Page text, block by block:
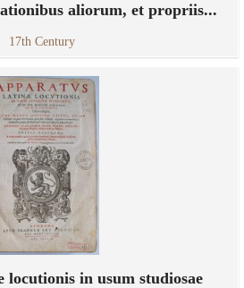
aliorum, et propriis...
17th Century
locutionis in usum studiosae